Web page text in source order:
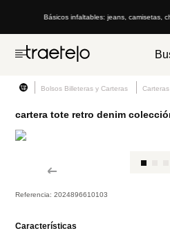
Básicos infaltables: jeans, camisetas,
Bolsos Billeteras y Carteras Carteras
cartera tote retro denim
Referencia:2024896610103
Características